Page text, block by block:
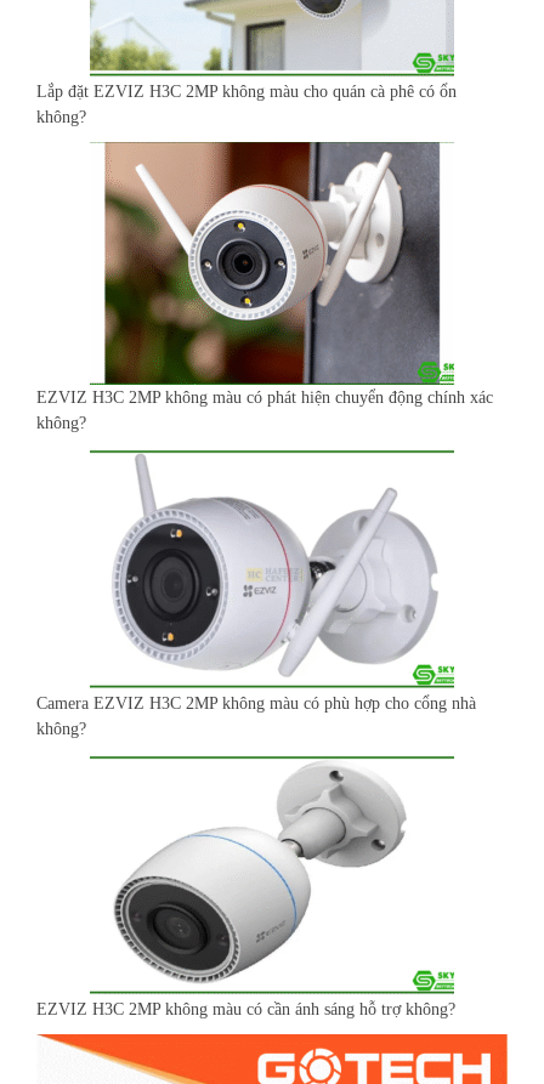
Lắp đặt EZVIZ H3C 2MP không màu cho quán cà phê có ổn
không?
EZVIZ H3C 2MP không màu có phát hiện chuyển động chính xác
không?
Camera EZVIZ H3C 2MP không màu có phù hợp cho cổng nhà
không?
EZVIZ H3C 2MP không màu có cần ánh sáng hỗ trợ không?